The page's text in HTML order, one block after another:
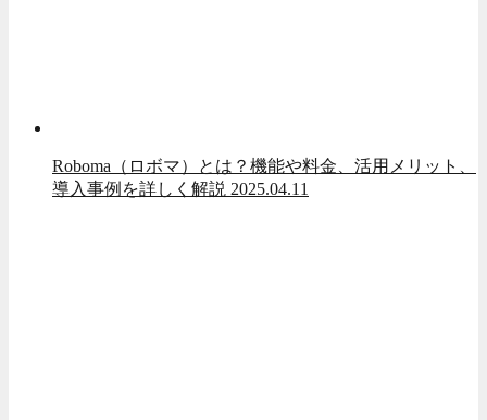
Roboma（ロボマ）とは？機能や料金、活用メリット、
導入事例を詳しく解説 2025.04.11